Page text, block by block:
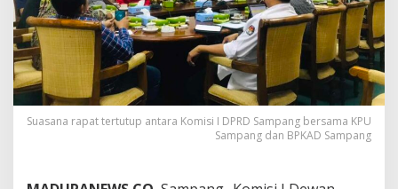
Suasana rapat tertutup antara Komisi I DPRD Sampang bersama KPU
Sampang dan BPKAD Sampang